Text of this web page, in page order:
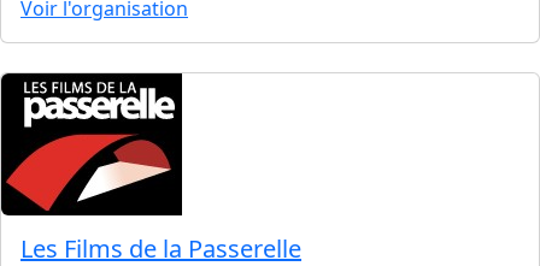
Voir l'organisation
Les Films de la Passerelle